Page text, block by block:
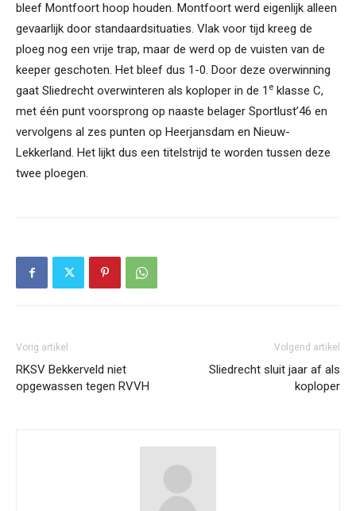
bleef Montfoort hoop houden. Montfoort werd eigenlijk alleen
gevaarlijk door standaardsituaties. Vlak voor tijd kreeg de
ploeg nog een vrije trap, maar de werd op de vuisten van de
keeper geschoten. Het bleef dus 1-0. Door deze overwinning
gaat Sliedrecht overwinteren als koploper in de 1 e klasse C,
met één punt voorsprong op naaste belager Sportlust’46 en
vervolgens al zes punten op Heerjansdam en Nieuw-
Lekkerland. Het lijkt dus een titelstrijd te worden tussen deze
twee ploegen.
Vorig artikel
RKSV Bekkerveld niet
opgewassen tegen RVVH
Volgend artikel
Sliedrecht sluit jaar af als
koploper